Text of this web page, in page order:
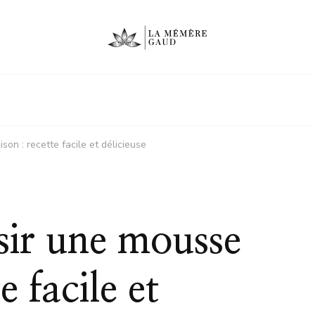
: recette facile et délicieuse
une mousse
facile et